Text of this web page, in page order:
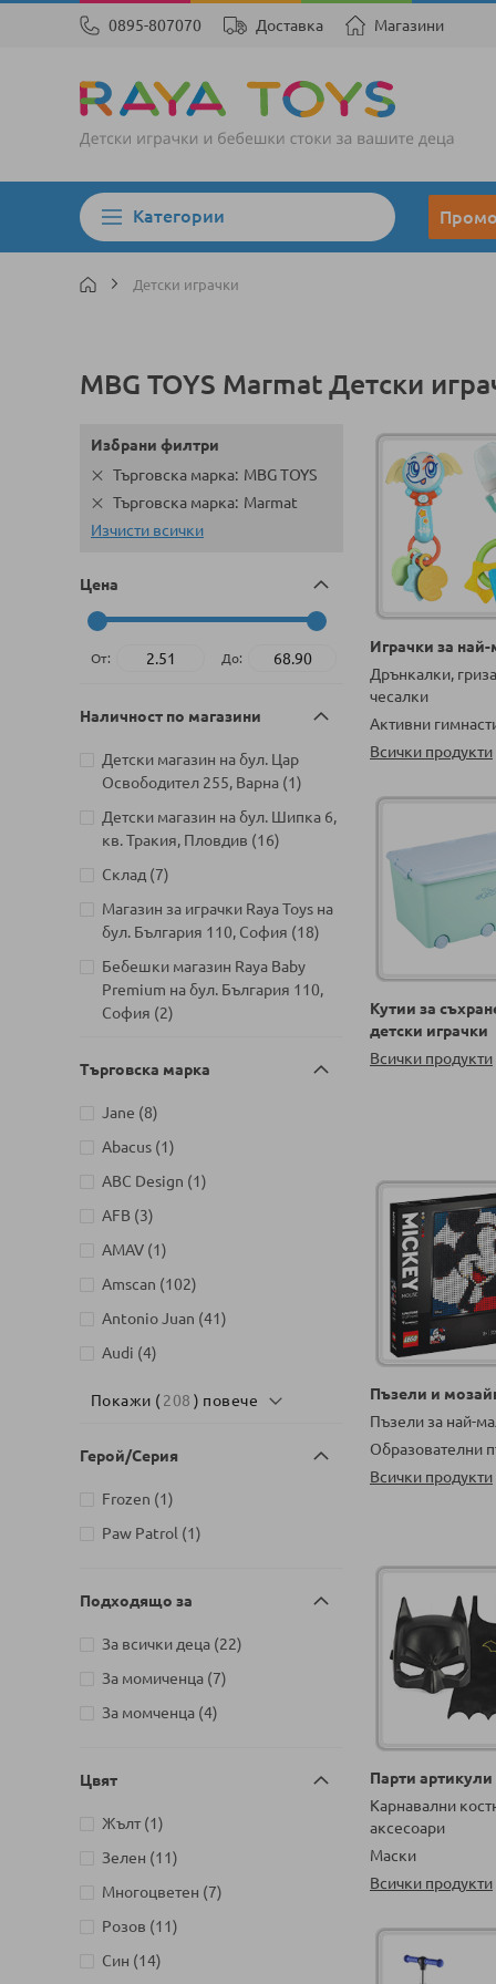
0895-807070 Доставка Магазини
Категории
Детски играчки
MBG TOYS Marmat Детски
Играчки за
Дрънкалки,
чесалки
Активни
Всички продукти
Кутии за
детски играчки
Всички продукти
Пъзели и
Пъзели за най-
Образователни
Всички продукти
Парти артикули
Карнавални
аксесоари
Маски
Всички продукти
Избрани филтри
Търговска марка MBG TOYS
Търговска марка Marmat
Изчисти всички
Цена
От: До:
Наличност по магазини
Детски магазин на бул. Цар
Освободител 255, Варна 1
артикул
Детски магазин на бул. Шипка 6,
кв. Тракия, Пловдив
16
артикули
Склад
7
артикули
Магазин за играчки Raya Toys на
бул. България 110, София
18
артикули
Бебешки магазин Raya Baby
Premium на бул. България 110,
София
2
артикули
проход 18, Гео Милев, София
връх 26, София
Детски магазин на ул.
Йерусалим, бл. 47В, жк. Младост
Митрополит Андрей №31,
Търговище 15
артикули
Търговска марка
Jane 8
артикули
Abacus 1
артикул
ABC Design
1
артикул
AFB 3
артикули
AMAV 1
артикул
Amscan
102
артикули
Antonio Juan 41
артикули
Audi 4
артикули
Baby`s Only
Babyhome
BabyOno
145
артикули
Black Sea Puzzles
BMW
1
артикул
Brand Comfort Aid
BRICK
12
артикули
Brio
18
артикули
Покажи (208 ) повече
Герой/Серия
Frozen 1
артикул
Paw Patrol
1
артикул
Подходящо за
За всички деца 22
артикули
За момиченца 7
артикули
За момченца 4
артикули
Цвят
Жълт 1
артикул
Зелен
11
артикули
Многоцветен
7
артикули
Розов
11
артикули
Син
14
артикули